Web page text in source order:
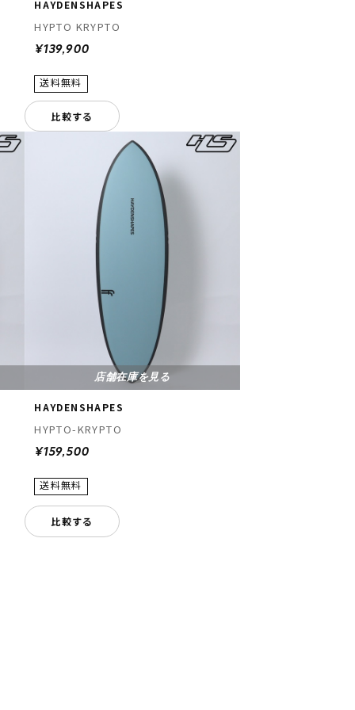
HAYDENSHAPES
HYPTO KRYPTO
¥139,900
比較する
店舗在庫を見る
HAYDENSHAPES
HYPTO-KRYPTO
¥159,500
比較する